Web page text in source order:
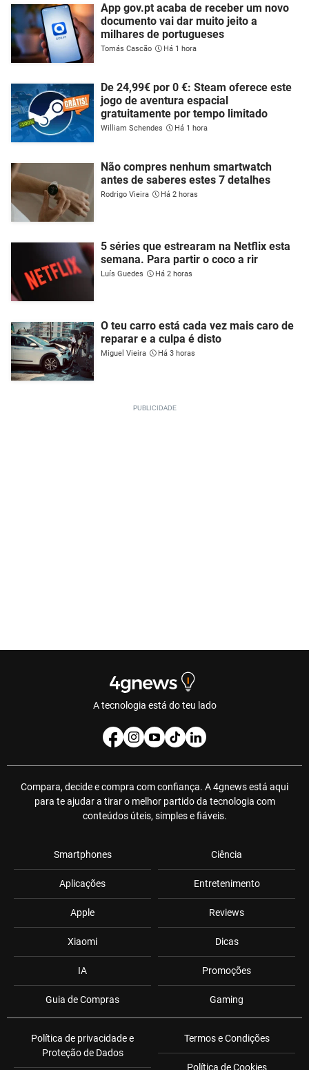
App gov.pt acaba de receber um novo
documento vai dar muito jeito a
milhares de portugueses
Tomás Cascão Há 1 hora
De 24,99€ por 0 €: Steam oferece este
jogo de aventura espacial
gratuitamente por tempo limitado
William Schendes Há 1 hora
Não compres nenhum smartwatch
antes de saberes estes 7 detalhes
Rodrigo Vieira Há 2 horas
5 séries que estrearam na Netflix esta
semana. Para partir o coco a rir
Luís Guedes Há 2 horas
O teu carro está cada vez mais caro de
reparar e a culpa é disto
Miguel Vieira Há 3 horas
A tecnologia está do teu lado
Compara, decide e compra com confiança. A 4gnews está aqui
para te ajudar a tirar o melhor partido da tecnologia com
conteúdos úteis, simples e fiáveis.
Smartphones
Aplicações
Apple
Xiaomi
IA
Guia de Compras
Ciência
Entretenimento
Reviews
Dicas
Promoções
Gaming
Política de privacidade e
Proteção de Dados
Termos e Condições
Política de Cookies